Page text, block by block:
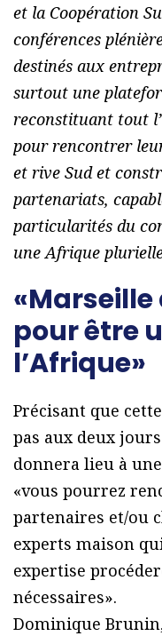
et la Coopération
conférences
destinés aux
surtout une
reconstituant tout
pour rencontrer
et rive Sud et
partenariats,
particularités du
une Afrique
«Marseille
pour être
l’Afrique»
Précisant que
pas aux deux
donnera lieu à
«vous pourrez
partenaires et/ou
experts maison
expertise
nécessaires».
Dominique